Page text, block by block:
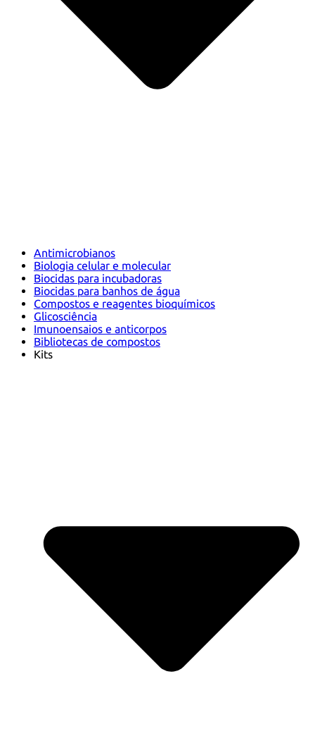
Antimicrobianos
Biologia celular e molecular
Biocidas para incubadoras
Biocidas para banhos de água
Compostos e reagentes bioquímicos
Glicosciência
Imunoensaios e anticorpos
Bibliotecas de compostos
Kits